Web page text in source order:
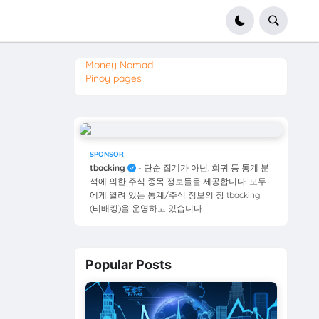
Money Nomad
Pinoy pages
SPONSOR
tbacking
- 단순 집계가 아닌, 회귀 등 통계 분
석에 의한 주식 종목 정보들을 제공합니다. 모두
에게 열려 있는 통계/주식 정보의 장 tbacking
(티배킹)을 운영하고 있습니다.
Popular Posts